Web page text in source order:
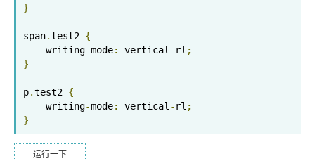
}
span.test2 {
    writing
-mode: vertical - rl ;
}
p.test2 {
    writing
-mode: vertical - rl ;
}
运行一下